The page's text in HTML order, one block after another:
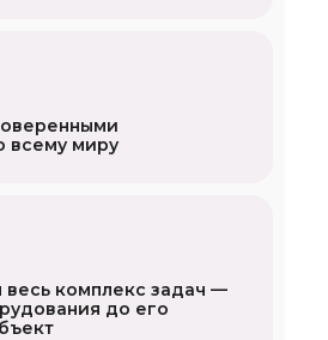
всему миру
весь комплекс задач —
до его